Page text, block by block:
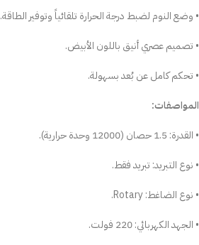
• وضع النوم لضبط درجة الحرارة تلقائياً وتوفير الطاقة.
• تصميم عصري أنيق باللون الأبيض.
• تحكم كامل عن بُعد بسهولة.
المواصفات:
• القدرة: 1.5 حصان (12000 وحدة حرارية).
• نوع التبريد: تبريد فقط.
• نوع الضاغط: Rotary.
• الجهد الكهربائي: 220 فولت.